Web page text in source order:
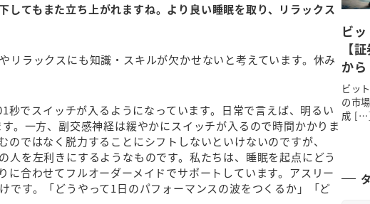
てもまた立ち上がれますね。より良い睡眠を取り、リラックス
ラックスにも知識・スキルが欠かせないと考えています。休み
でスイッチが入るようになっています。日常で言えば、明るい
。一方、副交感神経は緩やかにスイッチが入るので時間かかりま
ではなく脱力することにシフトしないといけないのですが、
人を左利きにするようなものです。私たちは、睡眠を起点にどう
合わせてフルオーダーメイドでサポートしています。アスリー
です。「どうやって1日のパフォーマンスの波をつくるか」「ど
ビ
【
か
ビッ
の市
成 […]